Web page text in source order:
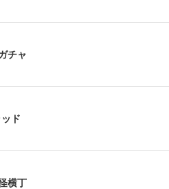
チャ
ド
横丁